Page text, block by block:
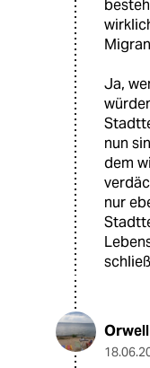
Ja,
nun
dem
nur